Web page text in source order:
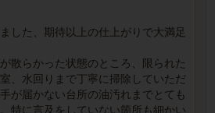
した、期待以上の仕上がりで大満足
散らかった状態のところ、限られた
、水回りまで丁寧に掃除していただ
が届かない台所の油汚れまでとても
特に言及をしていない箇所も細かい